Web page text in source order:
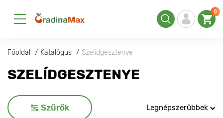
0
Főoldal Katalógus Szelídgesztenye
SZELÍDGESZTENYE
Szűrők Legnépszerűbbek